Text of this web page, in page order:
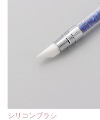
シリコンブラシ